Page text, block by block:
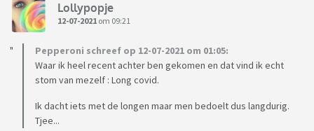
Lollypopje
12-07-2021 om 09:21
Pepperoni schreef op 12-07-2021 om 01:05:
Waar ik heel recent achter ben gekomen en dat vind ik echt
stom van mezelf : Long covid.
Ik dacht iets met de longen maar men bedoelt dus langdurig.
Tjee...